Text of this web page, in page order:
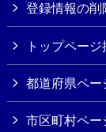
登録情報の削
トップペー
都道府県ペー
市区町村ペー